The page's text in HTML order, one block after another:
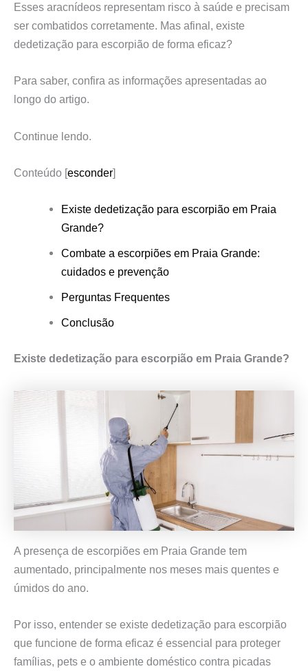
Esses aracnídeos representam risco à saúde e precisam
ser combatidos corretamente. Mas afinal, existe
dedetização para escorpião de forma eficaz?
Para saber, confira as informações apresentadas ao
longo do artigo.
Continue lendo.
Conteúdo [esconder]
Existe dedetização para escorpião em Praia
Grande?
Combate a escorpiões em Praia Grande:
cuidados e prevenção
Perguntas Frequentes
Conclusão
Existe dedetização para escorpião em Praia Grande?
A presença de escorpiões em Praia Grande tem
aumentado, principalmente nos meses mais quentes e
úmidos do ano.
Por isso, entender se existe dedetização para escorpião
que funcione de forma eficaz é essencial para proteger
famílias, pets e o ambiente doméstico contra picadas